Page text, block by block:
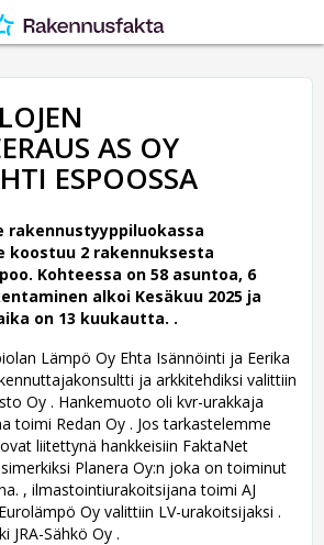
AS OY
ESPOOSSA
rakennustyyppiluokassa
koostuu 2 rakennuksesta
Kohteessa on 58 asuntoa, 6
alkoi Kesäkuu 2025 ja
on 13 kuukautta. .
Lämpö Oy Ehta Isännöinti ja Eerika
ja arkkitehdiksi valittiin
Oy . Hankemuoto oli kvr-urakkaja
toimi Redan Oy . Jos tarkastelemme
liitettynä hankkeisiin FaktaNet
Planera Oy:n joka on toiminut
, ilmastointiurakoitsijana toimi AJ
Oy valittiin LV-urakoitsijaksi .
JRA-Sähkö Oy .